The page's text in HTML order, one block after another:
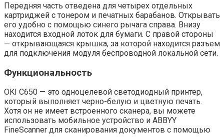
Передняя часть отведена для четырех отдельных
картриджей с тонером и печатных барабанов. Открывать
его удобно с помощью синего рычага справа. Внизу
находится входной лоток для бумаги. С правой стороны
— открывающаяся крышка, за которой находится разъем
для подключения модуля беспроводной локальной сети.
Функциональность
OKI C650 — это одноцелевой светодиодный принтер,
который выполняет черно-белую и цветную печать.
Хотя он не имеет встроенного сканера, вы можете
использовать мобильное устройство и ABBYY
FineScanner для сканирования документов с помощью